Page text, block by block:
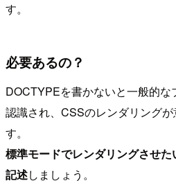
す。
必要あるの？
DOCTYPEを書かないと一般的な
認識され、CSSのレンダリング
す。
標準モードでレンダリングさせ
記述しましょう。